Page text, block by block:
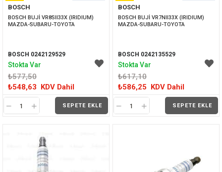
BOSCH
BOSCH BUJİ VR8SII33X (IRIDIUM)
MAZDA-SUBARU-TOYOTA
BOSCH 0242129529
₺577,50
₺548,63 KDV Dahil
SEPETE EKLE
İNDIRIM
Stokta Var
BOSCH
BOSCH BUJİ VR7NII33X (IRIDIUM)
MAZDA-SUBARU-TOYOTA
BOSCH 0242135529
₺617,10
₺586,25 KDV Dahil
SEPETE EKLE
İNDIRIM
Stokta Var